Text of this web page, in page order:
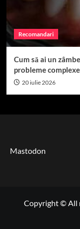
Recomandari
Cum să ai un
probleme
20 iulie 2026
Mastodon
Copyright © All